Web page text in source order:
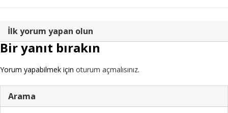
İlk yorum yapan olun
Bir yanıt bırakın
Yorum yapabilmek için oturum açmalısınız.
Arama